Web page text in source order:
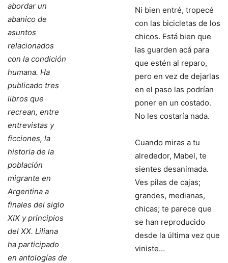
abordar un
abanico de
asuntos
relacionados
con la condición
humana. Ha
publicado tres
libros que
recrean, entre
entrevistas y
ficciones, la
historia de la
población
migrante en
Argentina a
finales del siglo
XIX y principios
del XX. Liliana
ha participado
en antologías de
Ni bien entré, tropecé
con las bicicletas de los
chicos. Está bien que
las guarden acá para
que estén al reparo,
pero en vez de dejarlas
en el paso las podrían
poner en un costado.
No les costaría nada.
Cuando miras a tu
alrededor, Mabel, te
sientes desanimada.
Ves pilas de cajas;
grandes, medianas,
chicas; te parece que
se han reproducido
desde la última vez que
viniste…